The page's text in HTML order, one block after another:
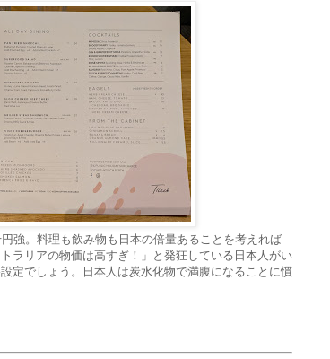
強。料理も飲み物も日本の倍量あることを考えれば
ラリアの物価は高すぎ！」と発狂している日本人がい
定でしょう。日本人は炭水化物で満腹になることに慣